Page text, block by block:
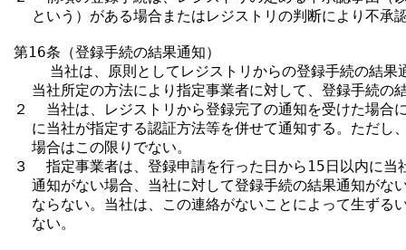
という）がある場合またはレジストリの判断により不承
第16条（登録手続の結果通知）
当社は、原則としてレジストリからの登録手続の結果
当社所定の方法により指定事業者に対して、登録手続の
２  当社は、レジストリから登録完了の通知を受けた場合
に当社が指定する認証方法等を併せて通知する。ただし
  場合はこの限りでない。
３  指定事業者は、登録申請を行った日から15日以内に当
通知がない場合、当社に対して登録手続の結果通知がな
ならない。当社は、この連絡がないことによって生ずる
  ない。